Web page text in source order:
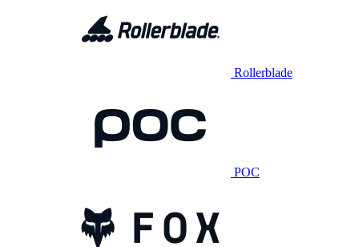
Rollerblade
POC